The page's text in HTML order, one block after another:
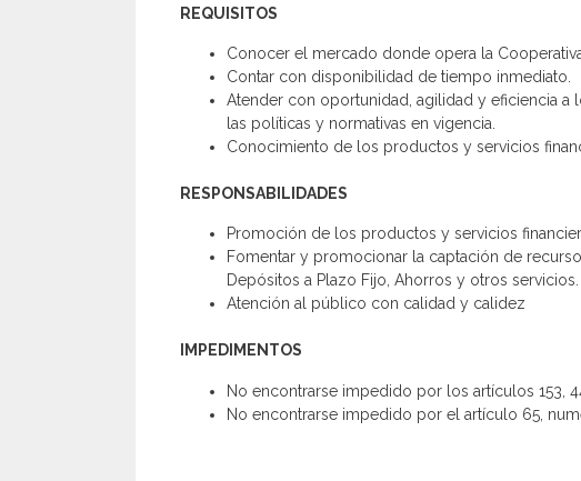
REQUISITOS
Conocer el mercado donde opera la
Contar con disponibilidad de tiempo inmediato.
Atender con oportunidad, agilidad y eficiencia
las políticas y normativas en vigencia.
Conocimiento de los productos y servicios
RESPONSABILIDADES
Promoción de los productos y servicios
Fomentar y promocionar la captación de
Depósitos a Plazo Fijo, Ahorros y otros servicios.
Atención al público con calidad y calidez
IMPEDIMENTOS
No encontrarse impedido por los artículos 153,
No encontrarse impedido por el artículo 65,